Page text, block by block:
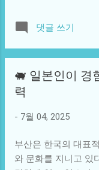
회의 어두운 면과 마
한 오락거리를 넘어
다. 독자들은 만화를
맥락에서 볼 때, 만화
디지털 시대에 접어
합하거나 임팩트 있
형태로 진화하고 있
패...
그러나 모든 것이 순
단을 받았다. 그녀는
진을 지키기 위해 모
의 삶의 계획은 모두
행됨에 따라 우진은
만 너는 여전히 내
게 큰 의미가 있었다.
댓글 쓰기
🐖 일본인이 경
력
- 7월 04, 2025
부산은 한국의 대표
와 문화를 지니고 있